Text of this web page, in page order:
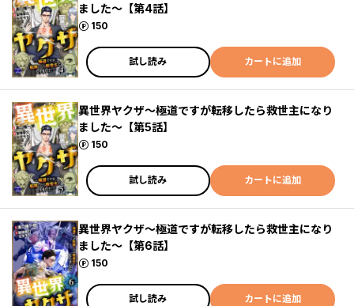
ました～【第4話】
150
ポイント
試し読み カートに追加
異世界ヤクザ～極道ですが転移したら救世主になり
ました～【第5話】
150
ポイント
試し読み カートに追加
異世界ヤクザ～極道ですが転移したら救世主になり
ました～【第6話】
150
ポイント
試し読み カートに追加